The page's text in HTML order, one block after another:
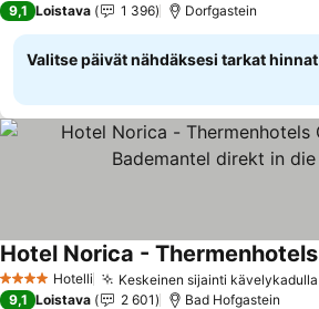
9,1 Loistava 1 396 Dorfgastein
Valitse päivät nähdäksesi tarkat hinnat
4 Tähtiluokitus
Hotelli Keskeinen sijainti kävelykadulla
Katso hinnat
9,1 Loistava 2 601 Bad Hofgastein